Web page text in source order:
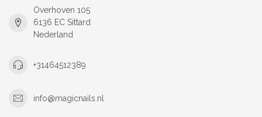
Overhoven 105
6136 EC Sittard
Nederland
+31464512389
info@magicnails.nl